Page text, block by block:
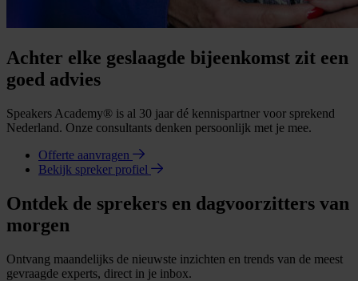
Achter elke geslaagde bijeenkomst zit een
goed advies
Speakers Academy® is al 30 jaar dé kennispartner voor sprekend
Nederland. Onze consultants denken persoonlijk met je mee.
Offerte aanvragen
Bekijk spreker profiel
Ontdek de sprekers en dagvoorzitters van
morgen
Ontvang maandelijks de nieuwste inzichten en trends van de meest
gevraagde experts, direct in je inbox.